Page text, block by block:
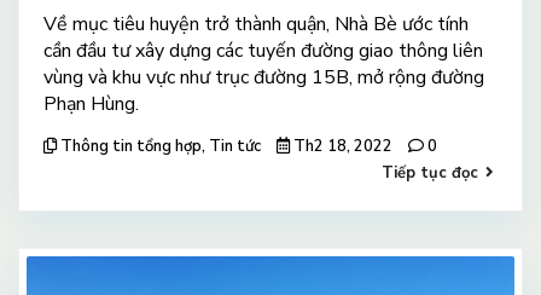
Về mục tiêu huyện trở thành quận, Nhà Bè ước tính
cần đầu tư xây dựng các tuyến đường giao thông liên
vùng và khu vực như trục đường 15B, mở rộng đường
Phạn Hùng.
Thông tin tổng hợp, Tin tức Th2 18, 2022
0
Tiếp tục đọc